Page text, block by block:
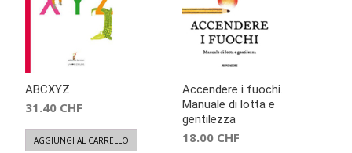
ABCXYZ
31.40 CHF
AGGIUNGI AL CARRELLO
Accendere i fuochi.
Manuale di lotta e
gentilezza
18.00 CHF